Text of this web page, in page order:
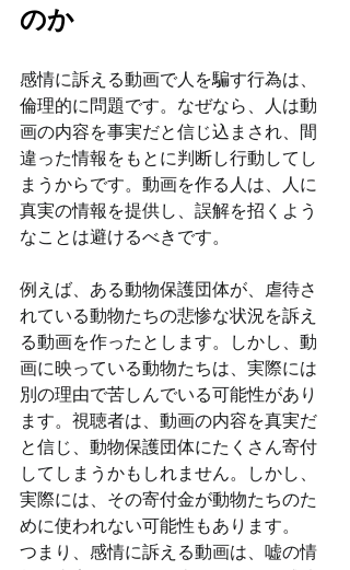
のか
感情に訴える動画で人を騙す行為は、
倫理的に問題です。なぜなら、人は動
画の内容を事実だと信じ込まされ、間
違った情報をもとに判断し行動してし
まうからです。動画を作る人は、人に
真実の情報を提供し、誤解を招くよう
なことは避けるべきです。
例えば、ある動物保護団体が、虐待さ
れている動物たちの悲惨な状況を訴え
る動画を作ったとします。しかし、動
画に映っている動物たちは、実際には
別の理由で苦しんでいる可能性があり
ます。視聴者は、動画の内容を真実だ
と信じ、動物保護団体にたくさん寄付
してしまうかもしれません。しかし、
実際には、その寄付金が動物たちのた
めに使われない可能性もあります。
つまり、感情に訴える動画は、嘘の情